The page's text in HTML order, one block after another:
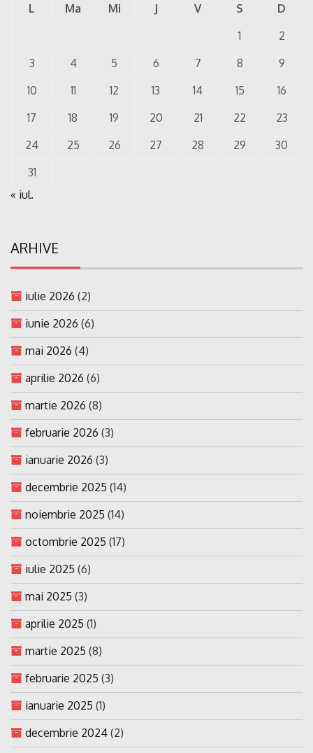
L Ma Mi J V S
D
1
2
3
4 5 6 7 8
9
10
11 12 13 14 15
16
17
18 19 20 21 22
23
24
25 26 27 28 29
30
31
« iul.
ARHIVE
iulie 2026 (2)
iunie 2026 (6)
mai 2026 (4)
aprilie 2026 (6)
martie 2026 (8)
februarie 2026 (3)
ianuarie 2026 (3)
decembrie 2025 (14)
noiembrie 2025 (14)
octombrie 2025 (17)
iulie 2025 (6)
mai 2025 (3)
aprilie 2025 (1)
martie 2025 (8)
februarie 2025 (3)
ianuarie 2025 (1)
decembrie 2024 (2)